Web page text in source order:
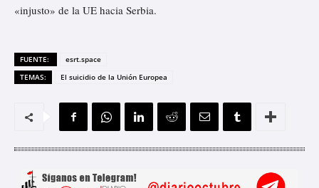
«injusto» de la UE hacia Serbia.
FUENTE:
esrt.space
TEMAS:
El suicidio de la Unión Europea